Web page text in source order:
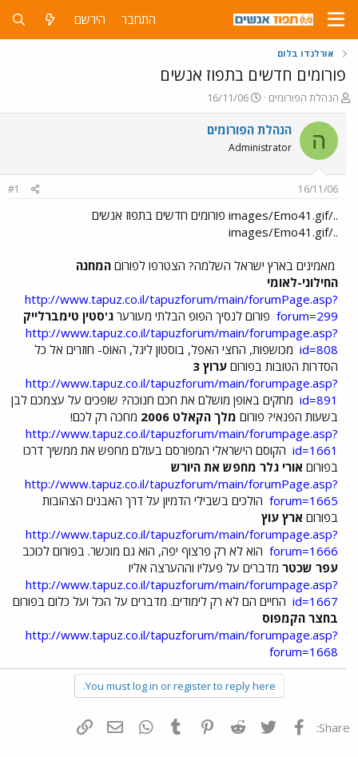
התחבר הירשם
אורלנדו בלום
פורומים חדשים בתפוז אנשים
פ
ו
ת
ח
ה
ו
ש
הנהלת הפורומים
פ
ו
ר
ם
ר
י
ך
16/11/06
ה הנהלת הפורומים
Administrator
16/11/06
#1
../images/Emo41.gif פורומים חדשים בתפוז אנשים
../images/Emo41.gif
מאמינים בארץ ישראל השלמה? הצטרפו לפורום המחנה
החילוני-לאומי
http://www.tapuz.co.il/tapuzforum/main/forumPage.asp?
forum=299 פורום לנסיך הפופ הבלתי מעורער ג'סטין טימברלייק
http://www.tapuz.co.il/tapuzforum/main/forumpage.asp?
id=808 מכושפות, החצי האפל, בוסטון ליגל, האוס- חוזרים אל כל
הסדרות הטובות בפורום ערוץ 3
http://www.tapuz.co.il/tapuzforum/main/forumpage.asp?
id=891 מחקים באופן מושלם את חכם חנוכה? שופכים על עצמכם לבן
בשעות הפנאי? פורום מלך הקאלט 2006
מחכה רק לכם!
http://www.tapuz.co.il/tapuzforum/main/forumpage.asp?
id=1661 הקוסם הישראלי המפורסם בעולם מחפש את ממשיך דרכו
בפורום אורי גלר מחפש את היורש
http://www.tapuz.co.il/tapuzforum/main/forumPage.asp?
forum=1665 הולכים בשבילי הדמיון על דרך האבנים הצהובות
בפורום ארץ עוץ
http://www.tapuz.co.il/tapuzforum/main/forumpage.asp?
forum=1666 הוא לא רק פרצוף יפה, הוא גם מוכשר. בפורום לכוכב
עפר שכטר מדברים על פעליו וההערצה אליו
http://www.tapuz.co.il/tapuzforum/main/forumpage.asp?
id=1667 החיים הם לא רק לימודים. מדברים על הכל ועל כלום בפורום
בחצר הקמפוס
http://www.tapuz.co.il/tapuzforum/main/forumpage.asp?
forum=1668
You must log in or register to reply here.
Share: פייסבוק Twitter
Reddit
Pinterest
Tumblr
WhatsAppדואר אלקטרוני